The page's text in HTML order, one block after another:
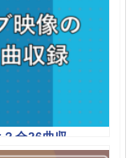
全26曲収